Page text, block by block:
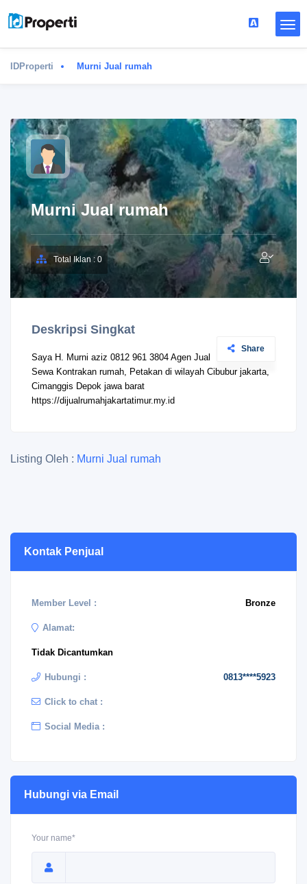
IDProperti Murni Jual rumah
Murni Jual rumah
Total Iklan : 0
Deskripsi Singkat
Share
Saya H. Murni aziz 0812 961 3804 Agen Jual
Sewa Kontrakan rumah, Petakan di wilayah Cibubur jakarta,
Cimanggis Depok jawa barat
https://dijualrumahjakartatimur.my.id
Listing Oleh : Murni Jual rumah
Kontak Penjual
Member Level : Bronze
Alamat:
Tidak Dicantumkan
Hubungi : 0813****5923
Click to chat :
Social Media :
Hubungi via Email
Your name*